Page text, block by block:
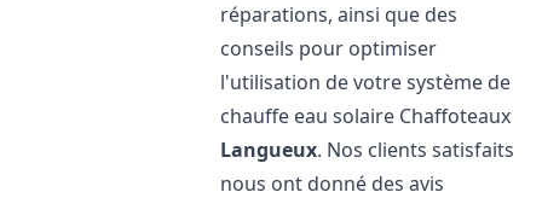
réparations, ainsi que des
conseils pour optimiser
l'utilisation de votre système de
chauffe eau solaire Chaffoteaux
Langueux. Nos clients satisfaits
nous ont donné des avis